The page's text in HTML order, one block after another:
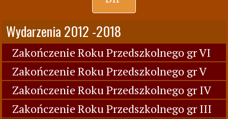
Wydarzenia 2012 -2018
Zakończenie Roku Przedszkolnego gr VI
Zakończenie Roku Przedszkolnego gr V
Zakończenie Roku Przedszkolnego gr IV
Zakończenie Roku Przedszkolnego gr III